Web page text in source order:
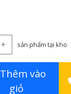
+ sản phẩm tại kho
Thêm vào
giỏ